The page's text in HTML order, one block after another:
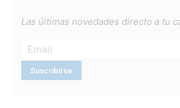
Las últimas novedades directo a tu